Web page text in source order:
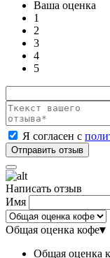
Ваша оценка
1
2
3
4
5
Я согласен с
Написать отзыв
Имя
Общая оценка кофе▾
Общая оценка